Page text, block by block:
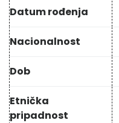
Datum rođenja
Nacionalnost
Dob
Etnička
pripadnost